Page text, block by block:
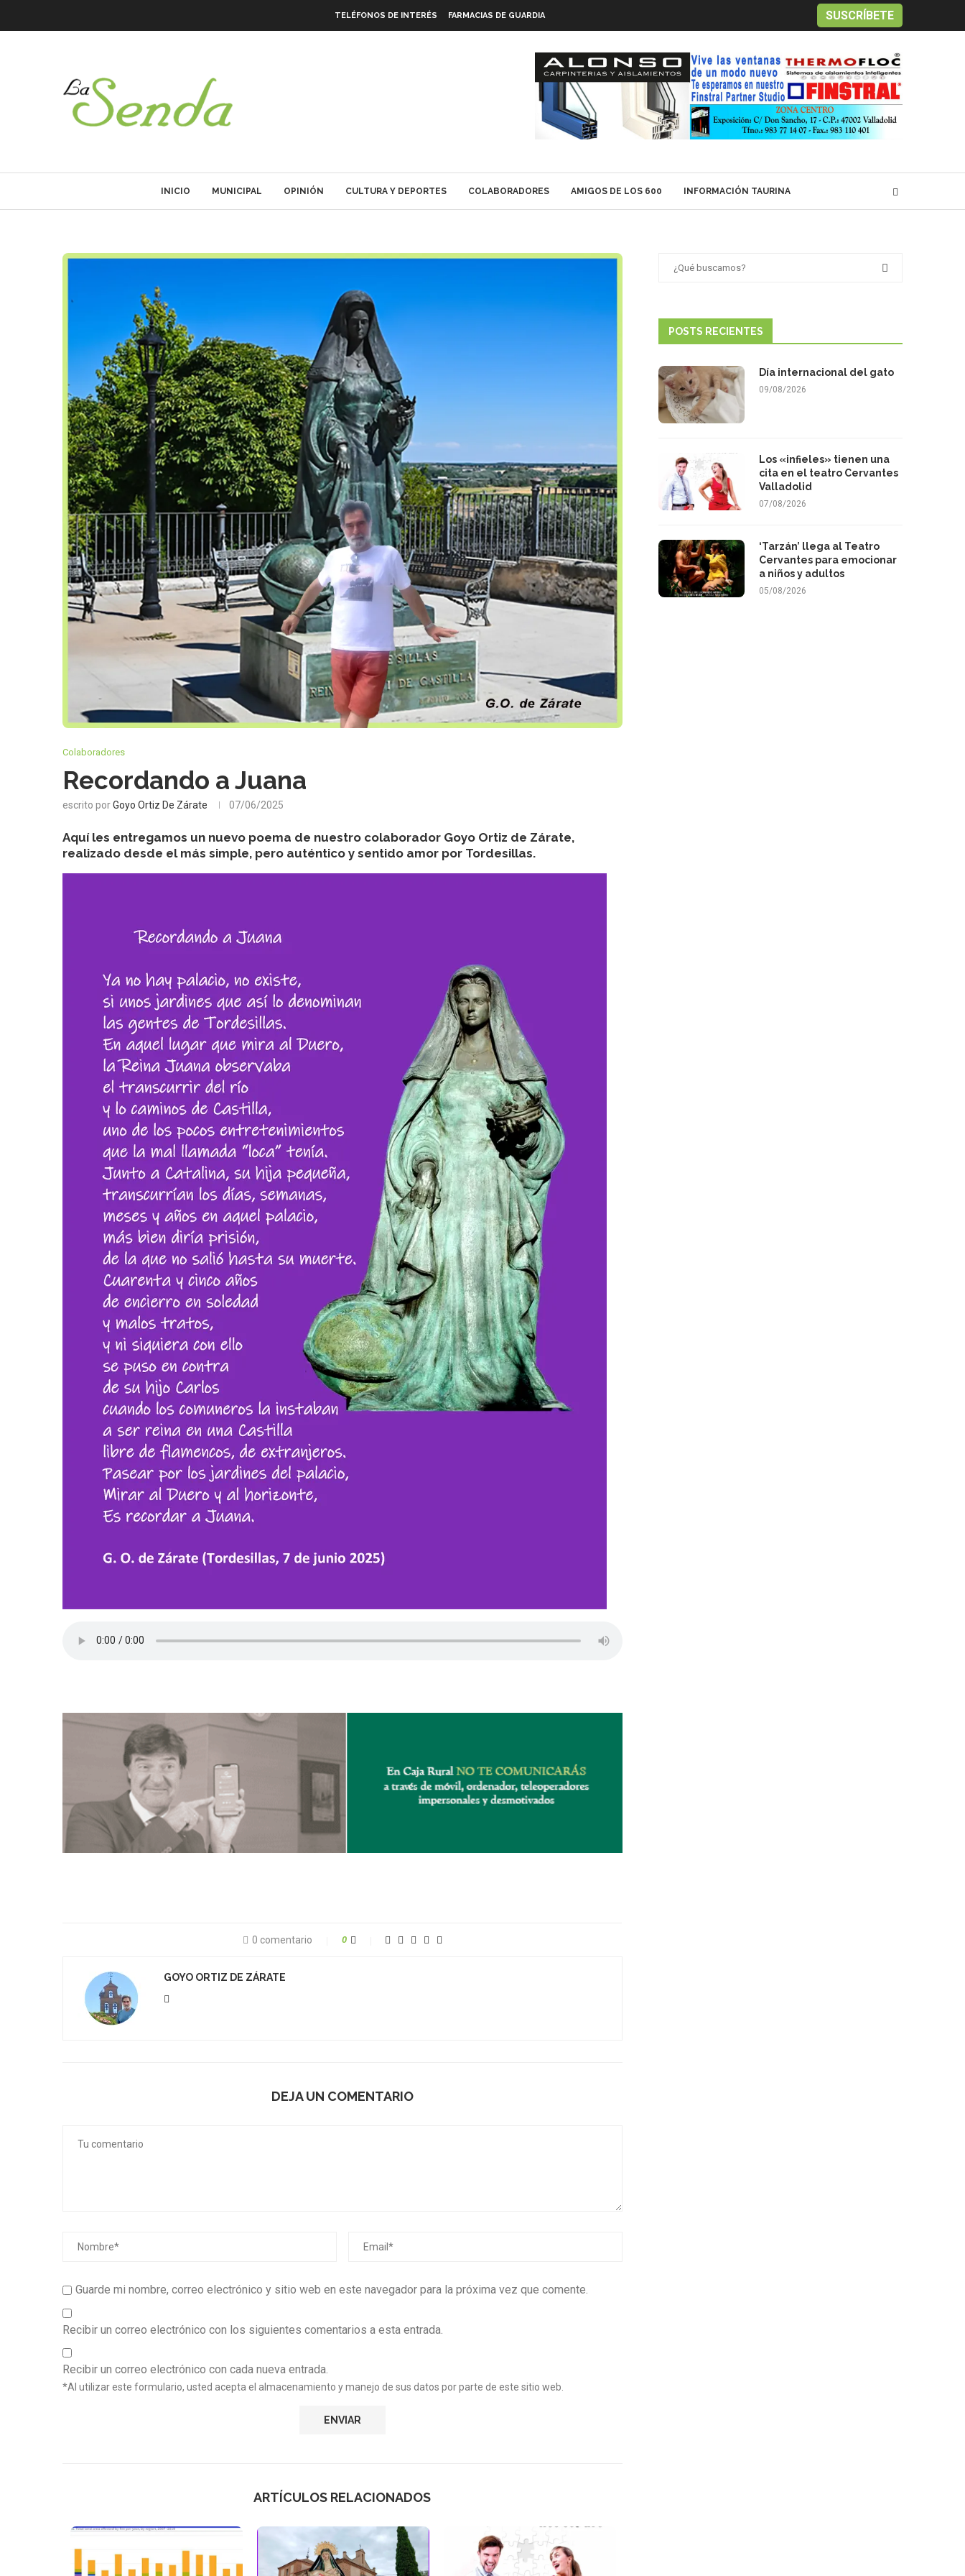
TELÉFONOS DE INTERÉS FARMACIAS DE GUARDIA SUSCRÍBETE
INICIO MUNICIPAL OPINIÓN CULTURA Y DEPORTES COLABORADORES AMIGOS DE LOS 600 INFORMACIÓN TAURINA
Colaboradores
Recordando a Juana
escrito porGoyo Ortiz De Zárate 07/06/2025
Aquí les entregamos un nuevo poema de nuestro colaborador Goyo Ortiz de Zárate,
realizado desde el más simple, pero auténtico y sentido amor por Tordesillas.
0 comentario 0
GOYO ORTIZ DE ZÁRATE
DEJA UN COMENTARIO
Guarde mi nombre, correo electrónico y sitio web en este navegador para la próxima vez que comente.
Recibir un correo electrónico con los siguientes comentarios a esta entrada.
Recibir un correo electrónico con cada nueva entrada.
*Al utilizar este formulario, usted acepta el almacenamiento y manejo de sus datos por parte de este sitio web.
ARTÍCULOS RELACIONADOS
POSTS RECIENTES
Día internacional del gato
09/08/2026
Los «infieles» tienen una
cita en el teatro Cervantes
Valladolid
07/08/2026
‘Tarzán’ llega al Teatro
Cervantes para emocionar
a niños y adultos
05/08/2026